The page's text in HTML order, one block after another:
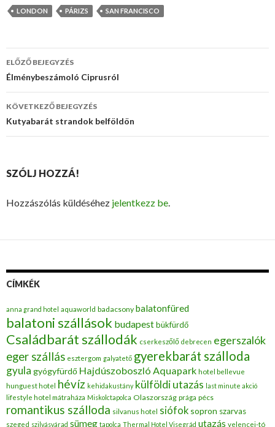
LONDON PÁRIZS SAN FRANCISCO
Bejegyzés
navigáció
ELŐZŐ BEJEGYZÉS
Élménybeszámoló Ciprusról
KÖVETKEZŐ BEJEGYZÉS
Kutyabarát strandok belföldön
SZÓLJ HOZZÁ!
Hozzászólás küldéséhez jelentkezz be.
CÍMKÉK
anna grand hotel aquaworld badacsony balatonfüred
balatoni szállások budapestbükfürdő
Családbarát szállodák cserkeszőlő debrecen egerszalók
eger szállás esztergom galyatető gyerekbarát szálloda
gyula gyógyfürdő Hajdúszoboszló Aquapark hotel bellevue
hunguest hotel
hévíz kehidakustány külföldi utazás last minute akció
lifestyle hotel mátraháza Miskolctapolca Olaszország prága pécs
romantikus szálloda silvanus hotel siófok sopron szarvas
szeged szilvásvárad sümeg tapolca Thermal Hotel Visegrád utazás velencei-tó